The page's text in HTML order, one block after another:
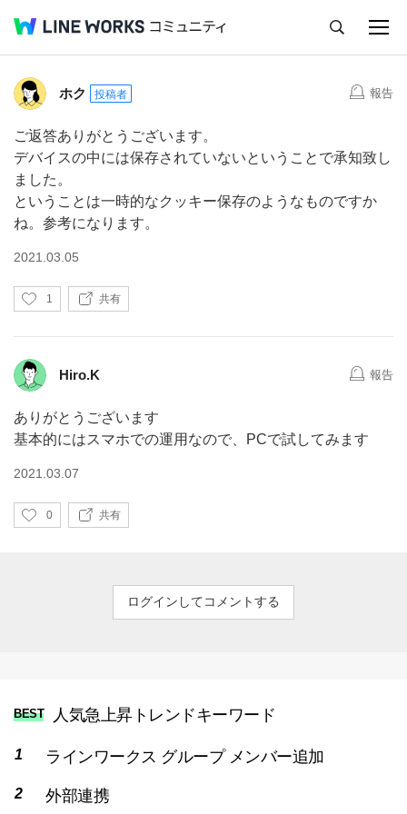
Q&A Tips Ideas
い
い
ホク 投稿者 報告
ご返答ありがとうございます。
デバイスの中には保存されていないということで承知致し
ました。
ということは一時的なクッキー保存のようなものですか
ね。参考になります。
2021.03.05
い
1 共有
Hiro.K 報告
ありがとうございます
基本的にはスマホでの運用なので、PCで試してみます
2021.03.07
い
0 共有
ログインしてコメントする
BEST 人気急上昇トレンドキーワード
ラインワークス グループ メンバー追加
外部連携